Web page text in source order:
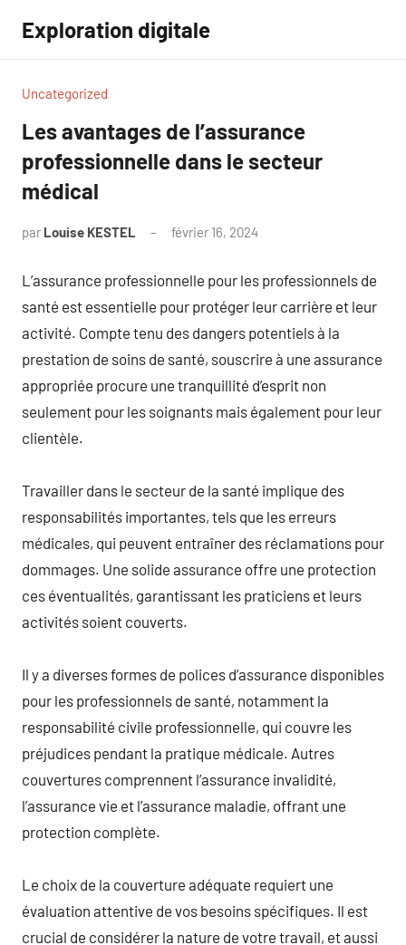
contenu
Exploration digitale
Uncategorized
Les avantages de l’assurance
professionnelle dans le secteur
médical
par Louise KESTEL février 16, 2024
L’assurance professionnelle pour les professionnels de
santé est essentielle pour protéger leur carrière et leur
activité. Compte tenu des dangers potentiels à la
prestation de soins de santé, souscrire à une assurance
appropriée procure une tranquillité d’esprit non
seulement pour les soignants mais également pour leur
clientèle.
Travailler dans le secteur de la santé implique des
responsabilités importantes, tels que les erreurs
médicales, qui peuvent entraîner des réclamations pour
dommages. Une solide assurance offre une protection
ces éventualités, garantissant les praticiens et leurs
activités soient couverts.
Il y a diverses formes de polices d’assurance disponibles
pour les professionnels de santé, notamment la
responsabilité civile professionnelle, qui couvre les
préjudices pendant la pratique médicale. Autres
couvertures comprennent l’assurance invalidité,
l’assurance vie et l’assurance maladie, offrant une
protection complète.
Le choix de la couverture adéquate requiert une
évaluation attentive de vos besoins spécifiques. Il est
crucial de considérer la nature de votre travail, et aussi